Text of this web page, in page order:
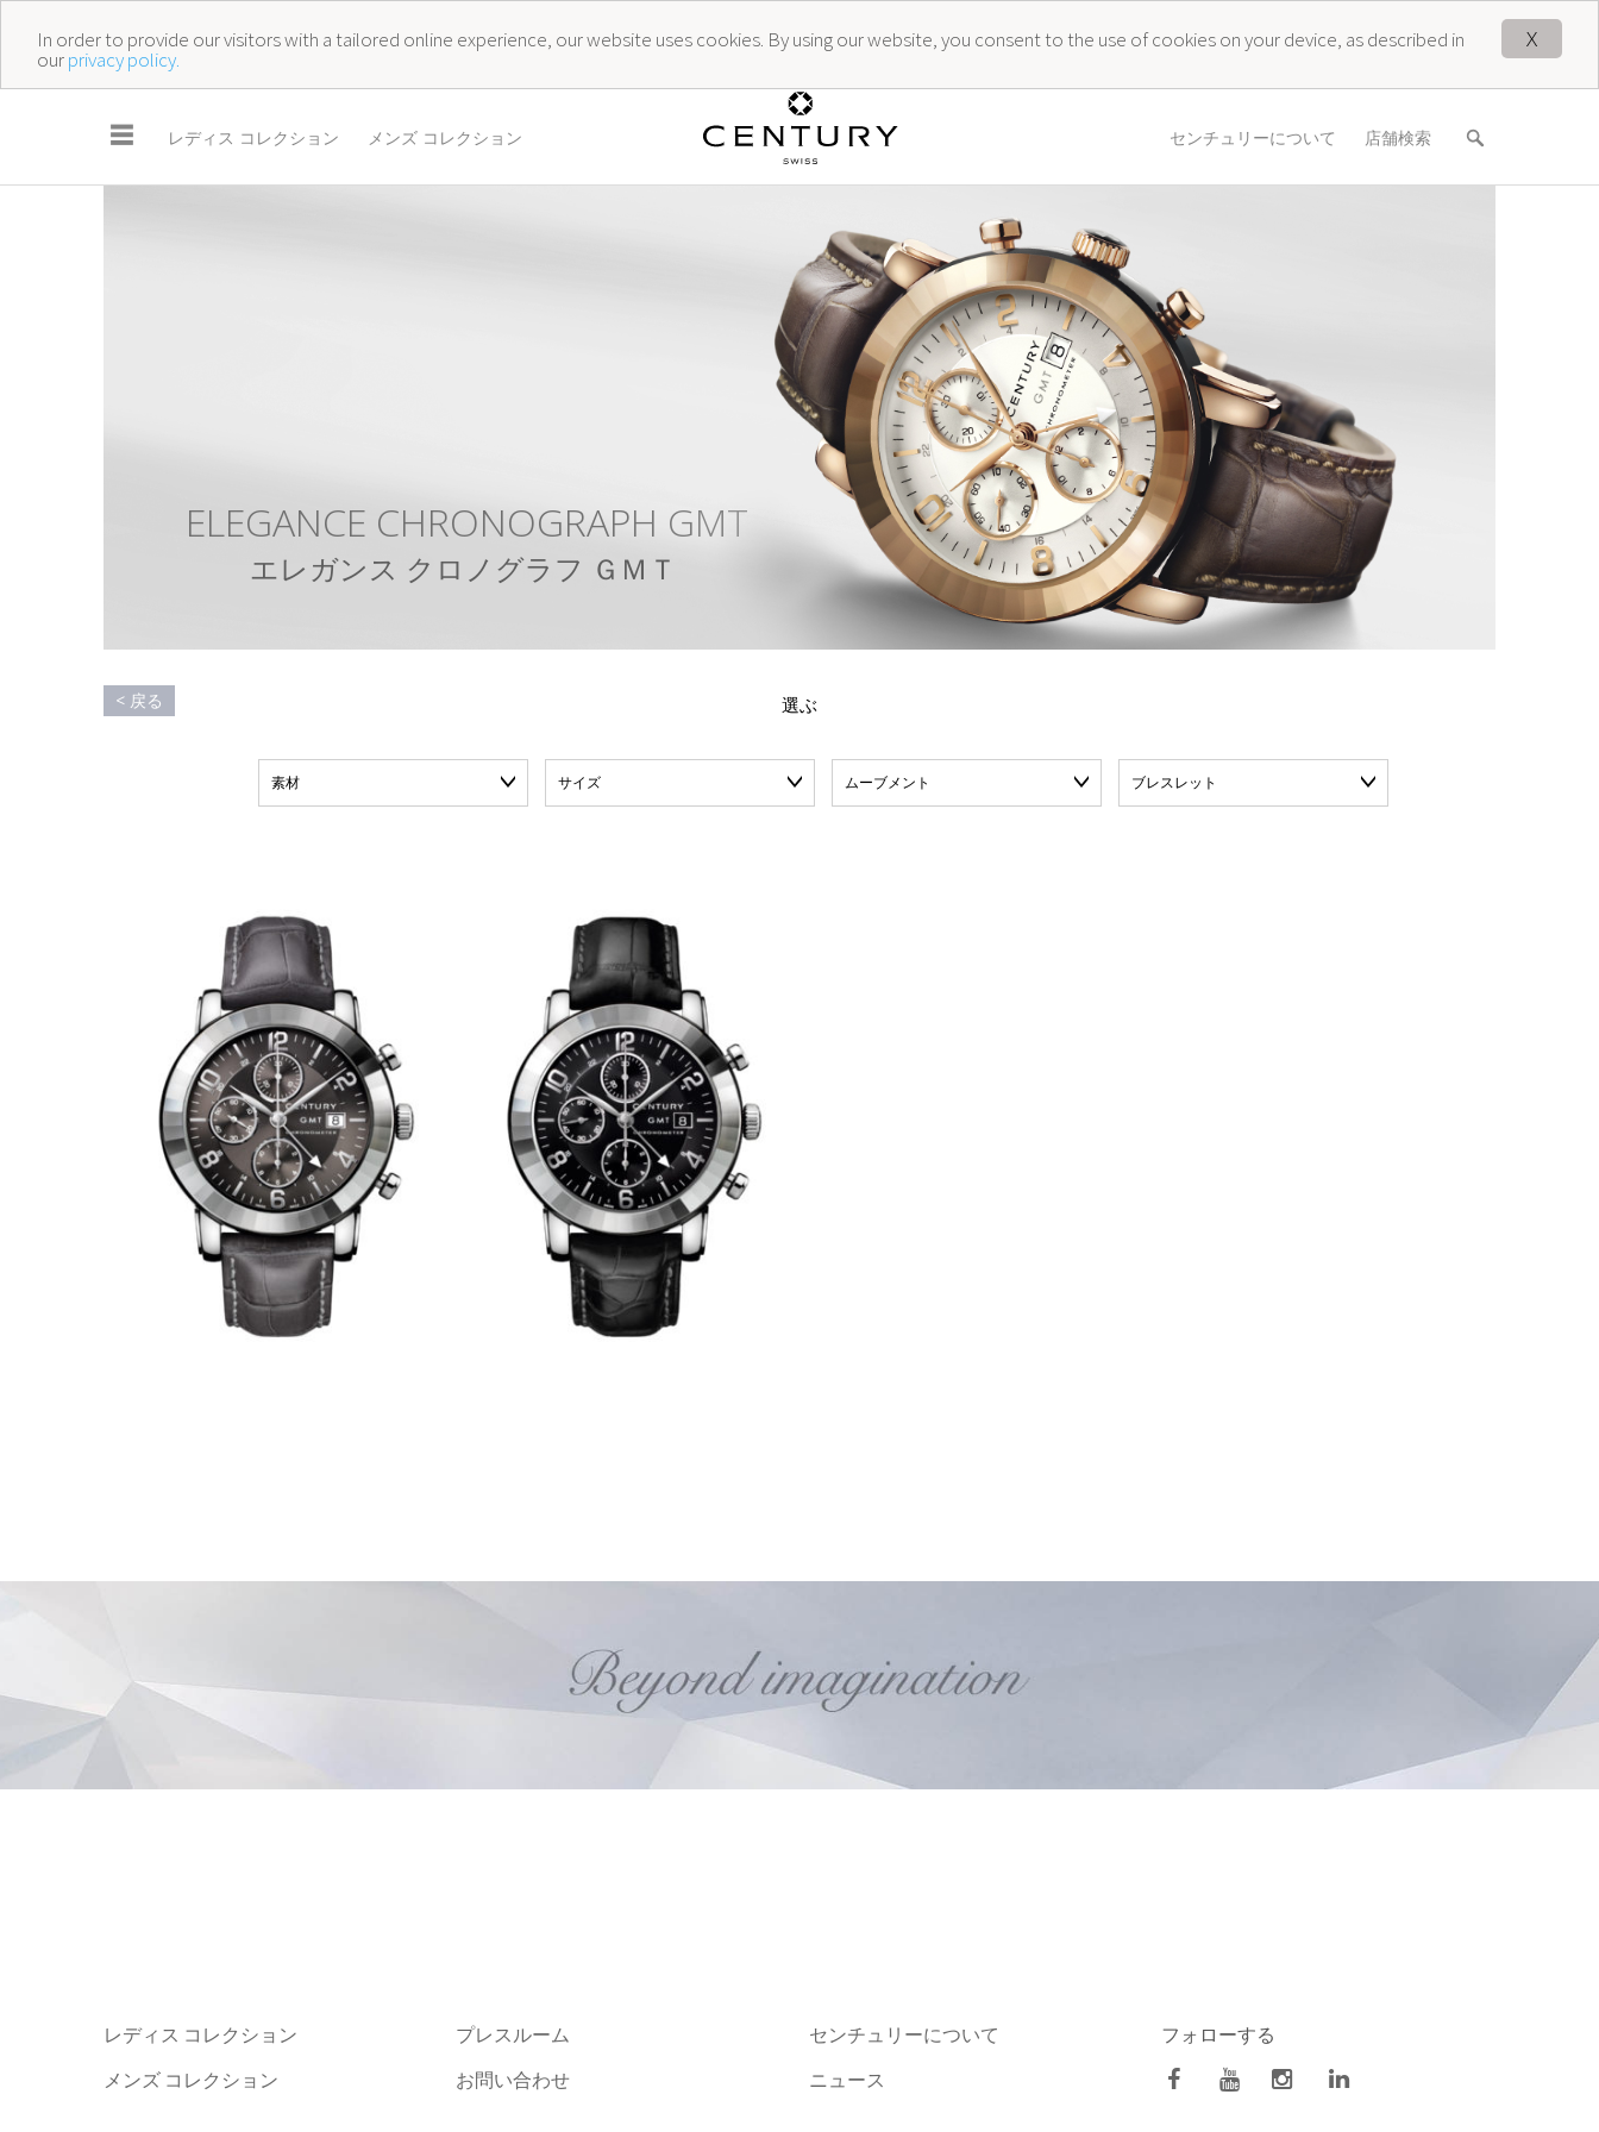
X
In order to provide our visitors with a tailored online experience, our website uses cookies. By using our website, you consent to the use of cookies on your device, as described in
ourprivacy policy.
☰ レディス コレクション メンズ コレクション センチュリーについて 店舗検索
ELEGANCE CHRONOGRAPH GMT
エレ ガンス ク ロ ノ グラ フ Ｇ Ｍ Ｔ
< 戻る 選ぶ
素材 サイズ ムーブメント ブレスレット
レディス コレクション
メンズ コレクション
プレスルーム
お問い合わせ
センチュリーについて
ニュース
フォローする
facebookYoutubeInstagram